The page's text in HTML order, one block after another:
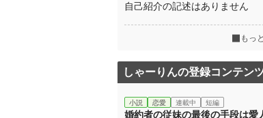
自己紹介の記述はありません
もっ
しゃーりんの登録コンテン
小説 恋愛 連載中 短編
婚約者の従妹の最後の手段は愛